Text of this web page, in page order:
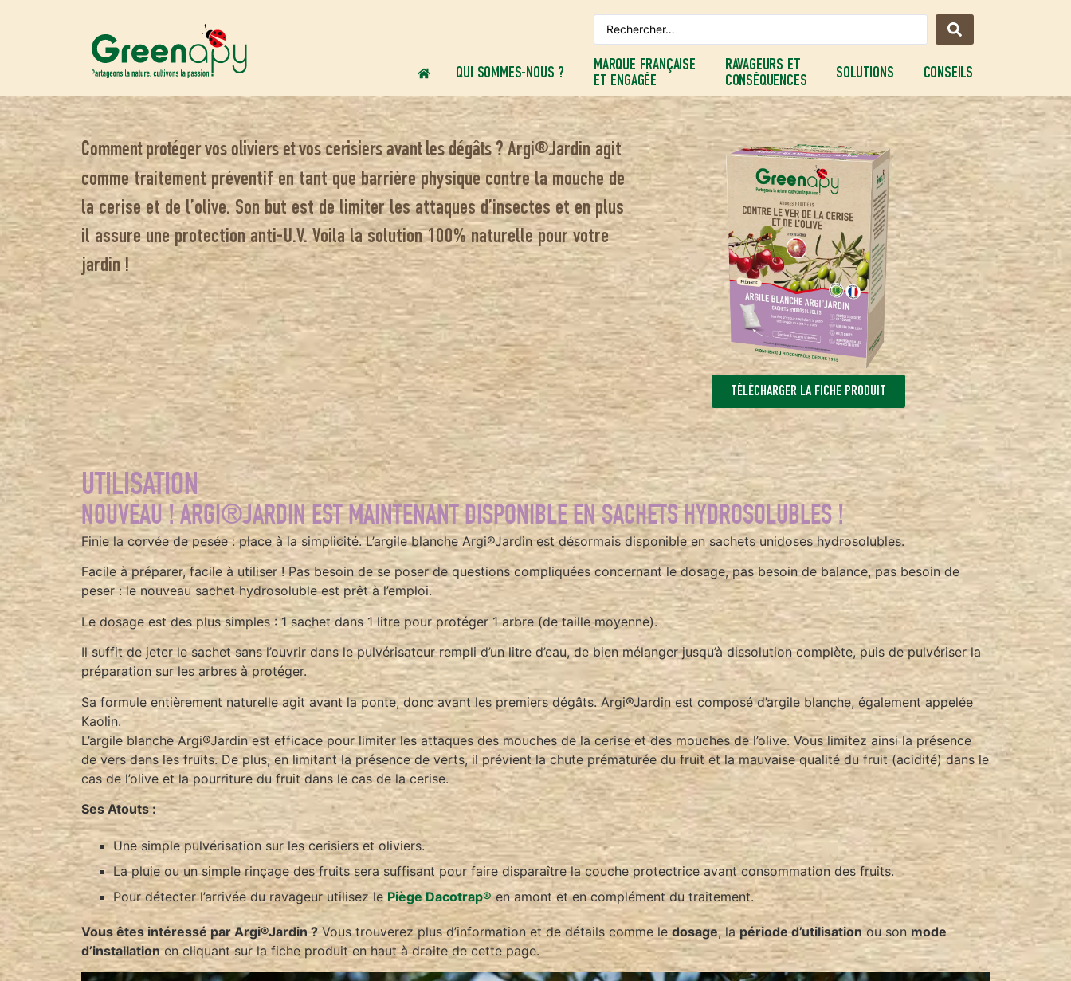
QUI SOMMES-NOUS ?
MARQUE FRANÇAISE
ET ENGAGÉE
RAVAGEURS ET
CONSÉQUENCES
SOLUTIONS CONSEILS
Comment protéger vos oliviers et vos cerisiers avant les dégâts ?Argi®Jardin agit
comme traitement préventif en tant que barrière physique contre la mouche de
la cerise et de l’olive. Son but est de limiter les attaques d’insectes et en plus
il assure une protection anti-U.V. Voila la solution 100% naturelle pour votre
jardin !
TÉLÉCHARGER LA FICHE PRODUIT
UTILISATION
NOUVEAU ! ARGI®JARDIN EST MAINTENANT DISPONIBLE EN SACHETS HYDROSOLUBLES !
Finie la corvée de pesée : place à la simplicité. L’argile blanche Argi®Jardin est désormais disponible en sachets unidoses hydrosolubles.
Facile à préparer, facile à utiliser ! Pas besoin de se poser de questions compliquées concernant le dosage, pas besoin de balance, pas besoin de
peser : le nouveau sachet hydrosoluble est prêt à l’emploi.
Le dosage est des plus simples : 1 sachet dans 1 litre pour protéger 1 arbre (de taille moyenne).
Il suffit de jeter le sachet sans l’ouvrir dans le pulvérisateur rempli d’un litre d’eau, de bien mélanger jusqu’à dissolution complète, puis de pulvériser la
préparation sur les arbres à protéger.
Sa formule entièrement naturelle agit avant la ponte, donc avant les premiers dégâts. Argi®Jardin est composé d’argile blanche, également appelée
Kaolin.
L’argile blanche Argi®Jardin est efficace pour limiter les attaques des mouches de la cerise et des mouches de l’olive. Vous limitez ainsi la présence
de vers dans les fruits. De plus, en limitant la présence de verts, il prévient la chute prématurée du fruit et la mauvaise qualité du fruit (acidité) dans le
cas de l’olive et la pourriture du fruit dans le cas de la cerise.
Ses Atouts :
Une simple pulvérisation sur les cerisiers et oliviers.
La pluie ou un simple rinçage des fruits sera suffisant pour faire disparaître la couche protectrice avant consommation des fruits.
Pour détecter l’arrivée du ravageur utilisez lePiège Dacotrap®en amont et en complément du traitement.
Vous êtes intéressé par Argi®Jardin ?Vous trouverez plus d’information et de détails comme le dosage, lapériode d’utilisationou son mode
d’installationen cliquant sur la fiche produit en haut à droite de cette page.